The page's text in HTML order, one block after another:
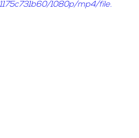
1080p/mp4/file.